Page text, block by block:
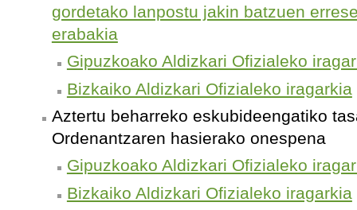
gordetako lanpostu jakin batzuen
erabakia
Gipuzkoako Aldizkari Ofizialeko
Bizkaiko Aldizkari Ofizialeko iragarkia
Aztertu beharreko eskubideengatiko
Ordenantzaren hasierako onespena
Gipuzkoako Aldizkari Ofizialeko
Bizkaiko Aldizkari Ofizialeko iragarkia